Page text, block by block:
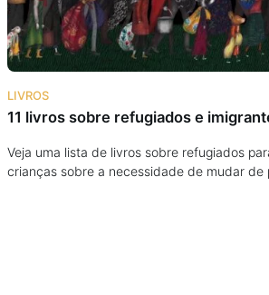
Como ler?
Na escola
Na família
Colunas
LIVROS
11 livros sobre refugiados e
Veja uma lista de livros sobre refugiados
crianças sobre a necessidade de mudar de